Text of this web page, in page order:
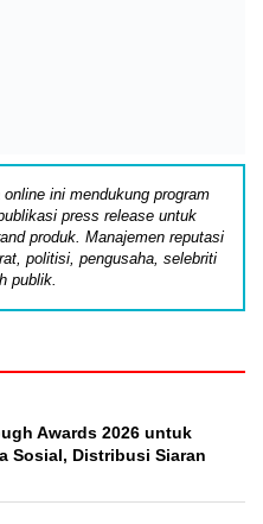
online ini mendukung program
press release untuk
produk. Manajemen reputasi
politisi, pengusaha, selebriti
publik.
Awards 2026 untuk
Sosial, Distribusi Siaran